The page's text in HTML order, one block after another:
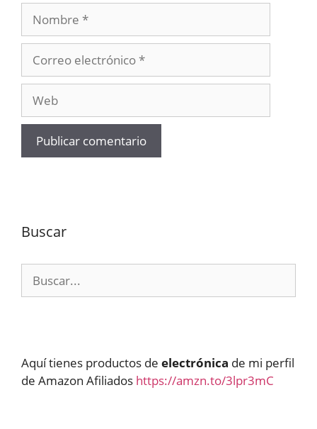
electrónico
Buscar
Aquí tienes productos de electrónica de mi perfil
de Amazon Afiliados https://amzn.to/3lpr3mC